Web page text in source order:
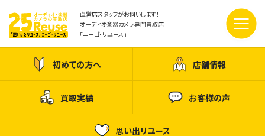
直営店スタッフがお伺いします！
オーディオ楽器カメラ専門買取店
「ニーゴ・リユース」
初めての方へ 店舗情報
買取実績 お客様の声
思い出リユース